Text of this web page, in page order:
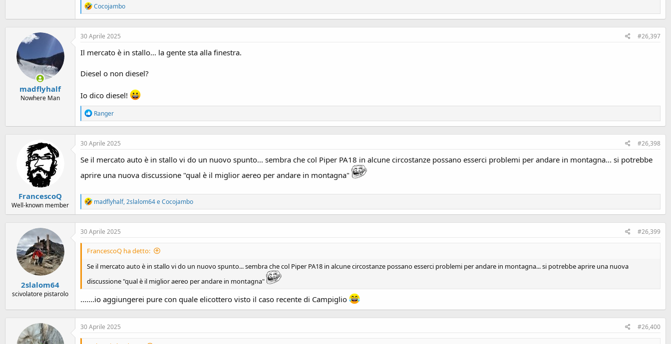
R
e
a
c
t
o
:
Cocojambo
madflyhalf
Nowhere Man
30 Aprile 2025 #26,397
Il mercato è in stallo... la gente sta alla finestra.
Diesel o non diesel?
Io dico diesel!
R
e
a
c
t
s
Ranger
FrancescoQ
Well-known member
30 Aprile 2025 #26,398
Se il mercato auto è in stallo vi do un nuovo spunto... sembra che col Piper PA18 in alcune circostanze possano esserci problemi per andare in montagna... si potrebbe
aprire una nuova discussione "qual è il miglior aereo per andare in montagna"
R
e
a
c
t
o
s
madflyhalf,2slalom64eCocojambo
2slalom64
scivolatore pistarolo
30 Aprile 2025 #26,399
FrancescoQ ha detto:
Se il mercato auto è in stallo vi do un nuovo spunto... sembra che col Piper PA18 in alcune circostanze possano esserci problemi per andare in montagna... si potrebbe aprire una nuova
discussione "qual è il miglior aereo per andare in montagna"
.......io aggiungerei pure con quale elicottero visto il caso recente di Campiglio
30 Aprile 2025 #26,400